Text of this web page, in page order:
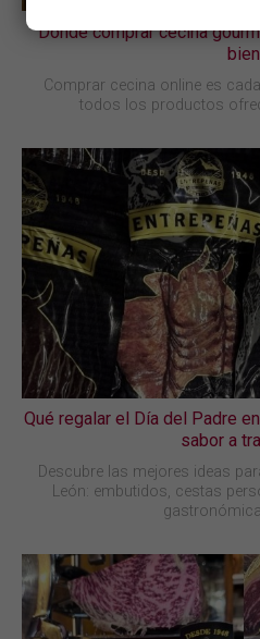
Dónde comprar cecina
bien
Comprar cecina online es
todos los productos
Qué regalar el Día del Padre
sabor a
Descubre las mejores ideas
León: embutidos, cestas